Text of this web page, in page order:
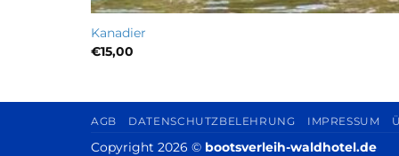
Kanadier
€15,00
AGB DATENSCHUTZBELEHRUNG IMPRESSUM
Copyright 2026 © bootsverleih-waldhotel.de